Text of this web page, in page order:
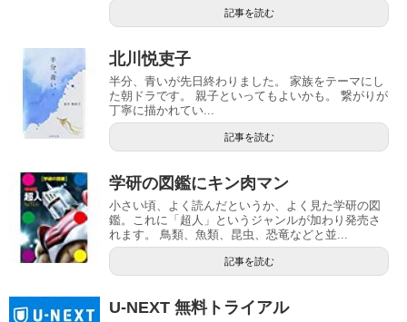
記事を読む
北川悦吏子
半分、青いが先日終わりました。 家族をテーマにし
た朝ドラです。 親子といってもよいかも。 繋がりが
丁寧に描かれてい...
記事を読む
学研の図鑑にキン肉マン
小さい頃、よく読んだというか、よく見た学研の図
鑑。これに「超人」というジャンルが加わり発売さ
れます。 鳥類、魚類、昆虫、恐竜などと並...
記事を読む
U-NEXT 無料トライアル